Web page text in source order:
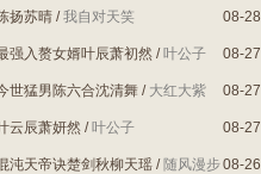
08-28
扬苏晴 /我自对天笑
08-27
强入赘女婿叶辰萧初然 /叶公子
08-27
世猛男陈六合沈清舞 / 大红大紫
08-27
云辰萧妍然 /叶公子
08-26
沌天帝诀楚剑秋柳天瑶 / 随风漫步